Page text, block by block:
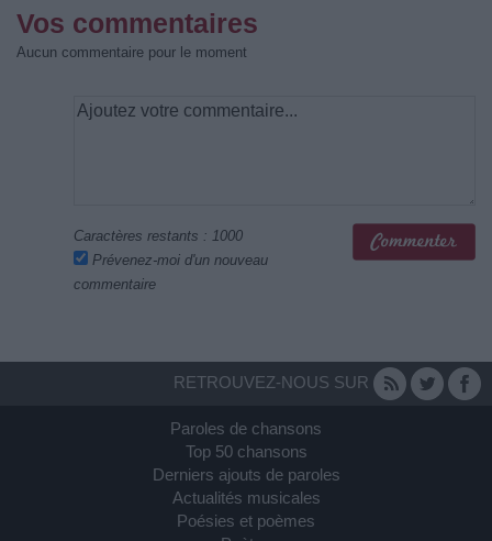
Vos commentaires
Aucun commentaire pour le moment
Caractères restants : 1000
Prévenez-moi d'un nouveau
commentaire
RETROUVEZ-NOUS SUR
Paroles de chansons
Top 50 chansons
Derniers ajouts de paroles
Actualités musicales
Poésies et poèmes